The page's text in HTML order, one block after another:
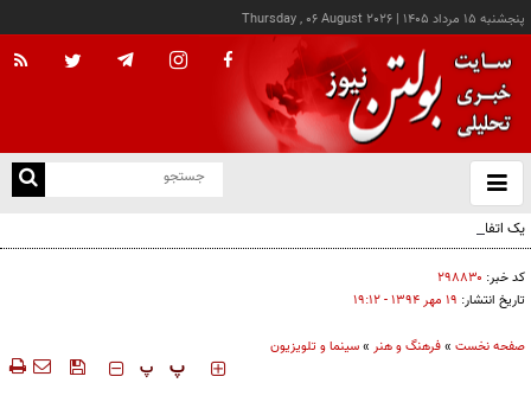
پنجشنبه ۱۵ مرداد ۱۴۰۵ |
Thursday , 06 August 2026
باز
و
یک اتفاق عجیب در «لوور»
کد خبر: ۲۹۸۸۳۰
تاریخ انتشار: ۱۹ مهر ۱۳۹۴ - ۱۹:۱۲
صفحه نخست »فرهنگ و هنر »سینما و تلویزیون
‍‍‍ پ پ